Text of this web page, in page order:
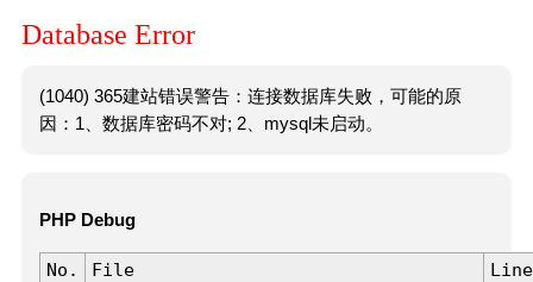
Database Error
(1040) 365建站错误警告：连接数据库失败，可能的原
因：1、数据库密码不对; 2、mysql未启动。
PHP Debug
No. File
Line